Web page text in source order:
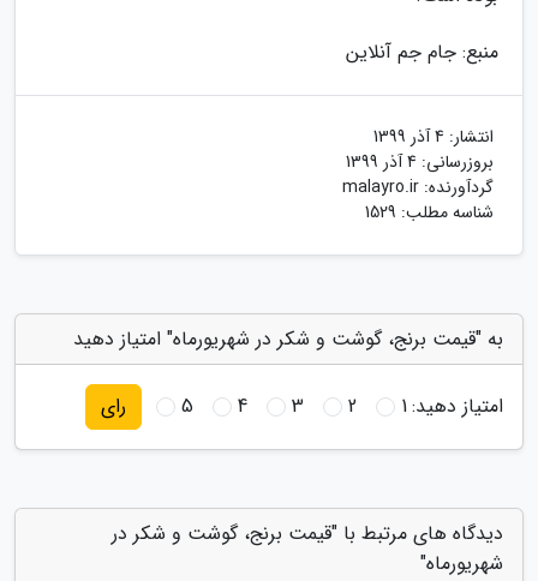
منبع: جام جم آنلاین
انتشار: 4 آذر 1399
بروزرسانی: 4 آذر 1399
گردآورنده: malayro.ir
شناسه مطلب: 1529
به "قیمت برنج، گوشت و شکر در شهریورماه" امتیاز دهید
امتیاز دهید:1
2
3
4
5 رای
دیدگاه های مرتبط با "قیمت برنج، گوشت و شکر در
شهریورماه"